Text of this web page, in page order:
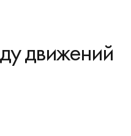
движений